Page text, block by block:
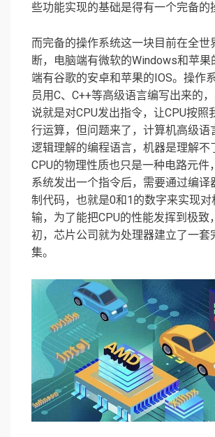
些功能实现的基础是得有一个完备的
而完备的操作系统这一块目前在全世
断，电脑端有微软的Windows和苹果
端有谷歌的安卓和苹果的IOS。操作
员用C、C++等高级语言编写出来的
说就是对CPU发出指令，让CPU按照
行运算，但问题来了，计算机高级语
逻辑理解的编程语言，机器是理解不
CPU的物理性质也只是一种电路元件
系统发出一个指令后，需要通过编译
制代码，也就是0和1的数字来实现
输，为了能把CPU的性能发挥到极致
初，芯片公司就为处理器建立了一套
集。